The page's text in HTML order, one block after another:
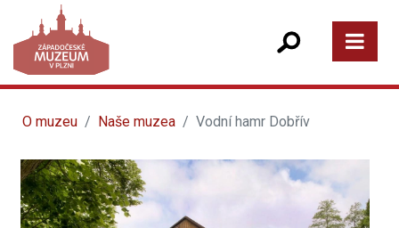
O muzeu Naše muzea Vodní hamr Dobřív